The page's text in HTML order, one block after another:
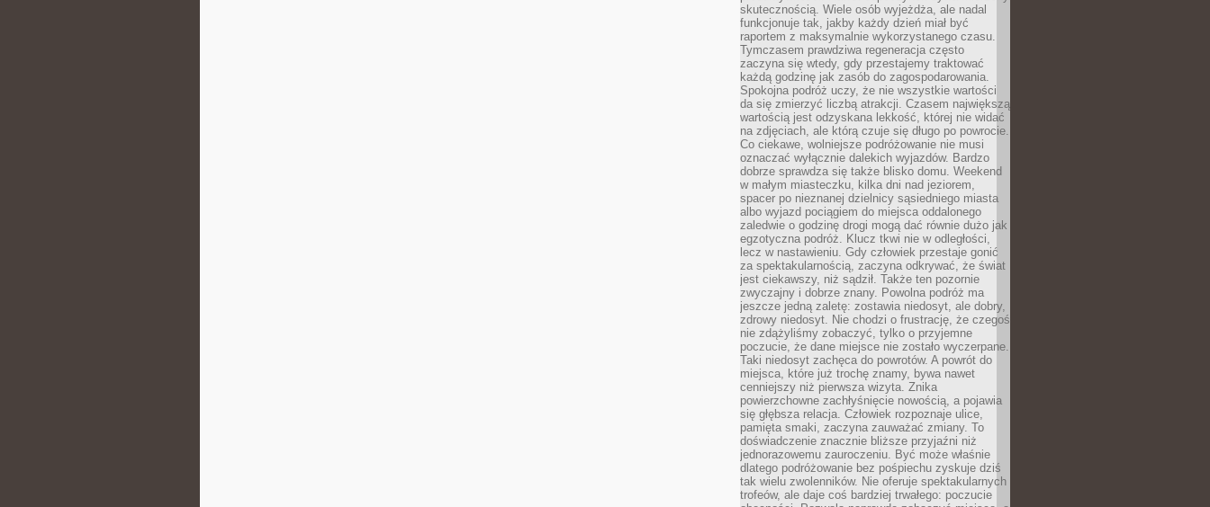
skutecznością. Wiele osób wyjeżdża, ale nadal
funkcjonuje tak, jakby każdy dzień miał być
raportem z maksymalnie wykorzystanego czasu.
Tymczasem prawdziwa regeneracja często
zaczyna się wtedy, gdy przestajemy traktować
każdą godzinę jak zasób do zagospodarowania.
Spokojna podróż uczy, że nie wszystkie wartości
da się zmierzyć liczbą atrakcji. Czasem największą
wartością jest odzyskana lekkość, której nie widać
na zdjęciach, ale którą czuje się długo po powrocie.
Co ciekawe, wolniejsze podróżowanie nie musi
oznaczać wyłącznie dalekich wyjazdów. Bardzo
dobrze sprawdza się także blisko domu. Weekend
w małym miasteczku, kilka dni nad jeziorem,
spacer po nieznanej dzielnicy sąsiedniego miasta
albo wyjazd pociągiem do miejsca oddalonego
zaledwie o godzinę drogi mogą dać równie dużo jak
egzotyczna podróż. Klucz tkwi nie w odległości,
lecz w nastawieniu. Gdy człowiek przestaje gonić
za spektakularnością, zaczyna odkrywać, że świat
jest ciekawszy, niż sądził. Także ten pozornie
zwyczajny i dobrze znany. Powolna podróż ma
jeszcze jedną zaletę: zostawia niedosyt, ale dobry,
zdrowy niedosyt. Nie chodzi o frustrację, że czegoś
nie zdążyliśmy zobaczyć, tylko o przyjemne
poczucie, że dane miejsce nie zostało wyczerpane.
Taki niedosyt zachęca do powrotów. A powrót do
miejsca, które już trochę znamy, bywa nawet
cenniejszy niż pierwsza wizyta. Znika
powierzchowne zachłyśnięcie nowością, a pojawia
się głębsza relacja. Człowiek rozpoznaje ulice,
pamięta smaki, zaczyna zauważać zmiany. To
doświadczenie znacznie bliższe przyjaźni niż
jednorazowemu zauroczeniu. Być może właśnie
dlatego podróżowanie bez pośpiechu zyskuje dziś
tak wielu zwolenników. Nie oferuje spektakularnych
trofeów, ale daje coś bardziej trwałego: poczucie